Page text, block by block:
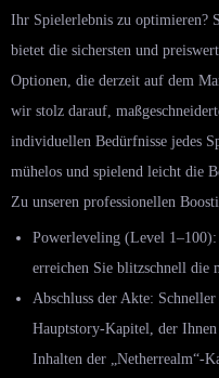
Ihr Spielerlebnis zu optimieren?
bietet die sichersten und
Optionen, die derzeit auf dem
wir stolz darauf,
individuellen Bedürfnisse jedes
mühelos und spielend leicht die
Zu unseren professionellen
Powerleveling (Level
erreichen Sie blitzschnell die
Abschluss der Akte:
Hauptstory-Kapitel, der Ihnen
Inhalten der „Netherrealm“-